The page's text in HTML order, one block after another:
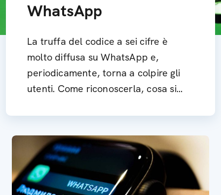
WhatsApp
La truffa del codice a sei cifre è
molto diffusa su WhatsApp e,
periodicamente, torna a colpire gli
utenti. Come riconoscerla, cosa si